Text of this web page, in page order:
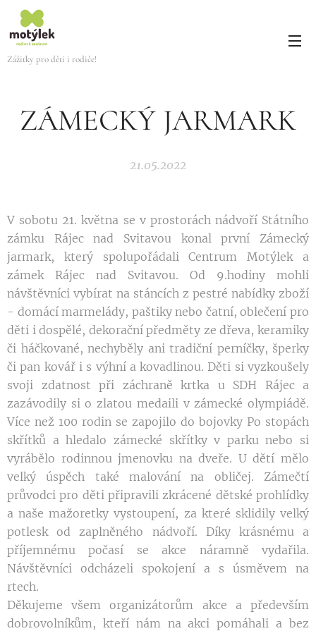
Zážitky pro děti i rodiče!
ZÁMECKÝ JARMARK
21.05.2022
V sobotu 21. května se v prostorách nádvoří Státního
zámku Rájec nad Svitavou konal první Zámecký
jarmark, který spolupořádali Centrum Motýlek a
zámek Rájec nad Svitavou. Od 9.hodiny mohli
návštěvníci vybírat na stáncích z pestré nabídky zboží
- domácí marmelády, paštiky nebo čatní, oblečení pro
děti i dospělé, dekorační předměty ze dřeva, keramiky
či háčkované, nechyběly ani tradiční perníčky, šperky
či pan kovář i s výhní a kovadlinou. Děti si vyzkoušely
svoji zdatnost při záchraně krtka u SDH Rájec a
zazávodily si o zlatou medaili v zámecké olympiádě.
Více než 100 rodin se zapojilo do bojovky Po stopách
skřítků a hledalo zámecké skřítky v parku nebo si
vyrábělo rodinnou jmenovku na dveře. U dětí mělo
velký úspěch také malování na obličej. Zámečtí
průvodci pro děti připravili zkrácené dětské prohlídky
a naše mažoretky vystoupení, za které sklidily velký
potlesk od zaplněného nádvoří. Díky krásnému a
příjemnému počasí se akce náramně vydařila.
Návštěvníci odcházeli spokojení a s úsměvem na
rtech.
Děkujeme všem organizátorům akce a především
dobrovolníkům, kteří nám na akci pomáhali a bez